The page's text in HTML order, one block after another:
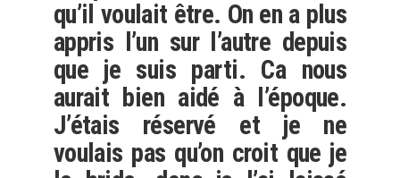
qu’il voulait être. On en a plus
appris l’un sur l’autre depuis
que je suis parti. Ca nous
aurait bien aidé à l’époque.
J’étais réservé et je ne
voulais pas qu’on croit que je